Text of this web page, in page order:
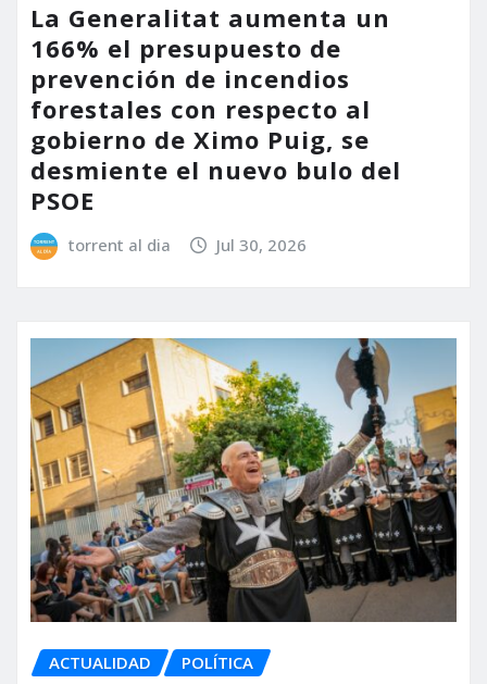
La Generalitat aumenta un
166% el presupuesto de
prevención de incendios
forestales con respecto al
gobierno de Ximo Puig, se
desmiente el nuevo bulo del
PSOE
torrent al dia Jul 30, 2026
ACTUALIDAD POLÍTICA